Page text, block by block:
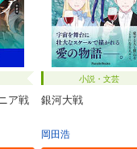
ア戦
小説・文芸
銀河大戦
岡田浩